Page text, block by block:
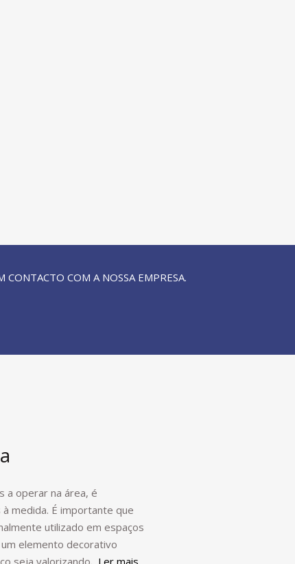
COM A NOSSA EMPRESA.
a operar na área, é
medida. É importante que
utilizado em espaços
elemento decorativo
seja valorizando. Ler mais